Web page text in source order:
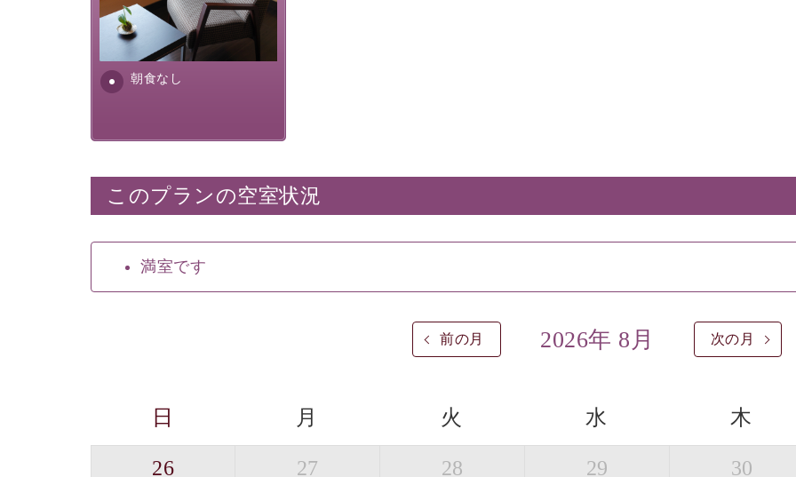
朝食なし
朝食なし。ご朝食を付ける場
合は朝食付きのプランをお選
びくださいませ。
このプランの空室状況
満室です
前の月 2026年 8月 次の月
日 月 火 水 木
26 27 28 29 30